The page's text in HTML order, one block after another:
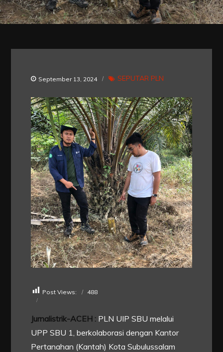
September 13, 2024 SEPUTAR PLN
Post Views: 488
Jurnalistrik-ACEH : PLN UIP SBU melalui
UPP SBU 1, berkolaborasi dengan Kantor
Pertanahan (Kantah) Kota Subulussalam